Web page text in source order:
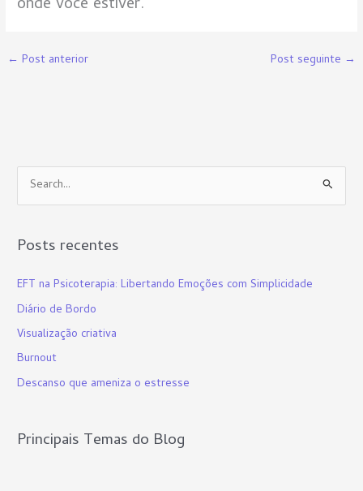
onde você estiver.
← Post anterior Post seguinte →
e
q
s
a
r
p
:
Posts recentes
EFT na Psicoterapia: Libertando Emoções com Simplicidade
Diário de Bordo
Visualização criativa
Burnout
Descanso que ameniza o estresse
Principais Temas do Blog